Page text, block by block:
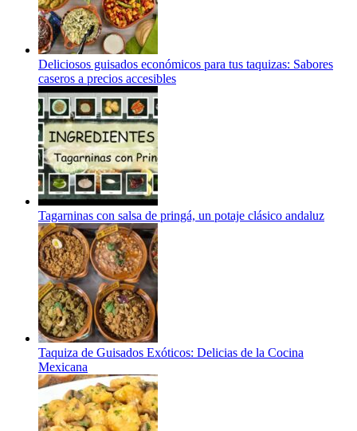
Deliciosos guisados económicos para tus taquizas: Sabores
caseros a precios accesibles
Tagarninas con salsa de pringá, un potaje clásico andaluz
Taquiza de Guisados Exóticos: Delicias de la Cocina
Mexicana